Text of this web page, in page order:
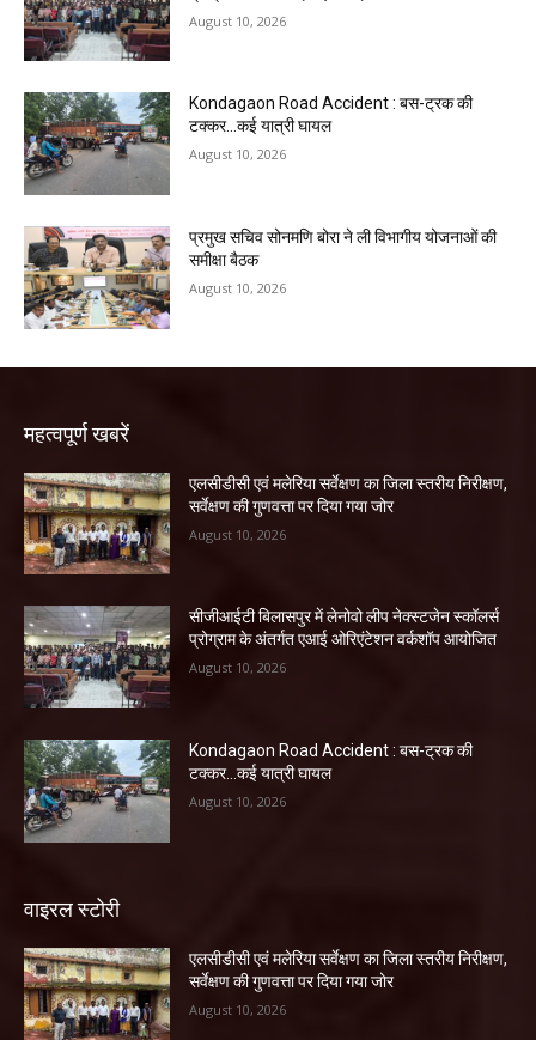
August 10, 2026
Kondagaon Road Accident : बस-ट्रक की
टक्कर…कई यात्री घायल
August 10, 2026
प्रमुख सचिव सोनमणि बोरा ने ली विभागीय योजनाओं की
समीक्षा बैठक
August 10, 2026
महत्वपूर्ण खबरें
एलसीडीसी एवं मलेरिया सर्वेक्षण का जिला स्तरीय निरीक्षण,
सर्वेक्षण की गुणवत्ता पर दिया गया जोर
August 10, 2026
सीजीआईटी बिलासपुर में लेनोवो लीप नेक्स्टजेन स्कॉलर्स
प्रोग्राम के अंतर्गत एआई ओरिएंटेशन वर्कशॉप आयोजित
August 10, 2026
Kondagaon Road Accident : बस-ट्रक की
टक्कर…कई यात्री घायल
August 10, 2026
वाइरल स्टोरी
एलसीडीसी एवं मलेरिया सर्वेक्षण का जिला स्तरीय निरीक्षण,
सर्वेक्षण की गुणवत्ता पर दिया गया जोर
August 10, 2026